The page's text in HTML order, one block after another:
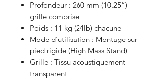
Profondeur : 260 mm (10.25”)
grille comprise
Poids : 11 kg (24lb) chacune
Mode d'utilisation : Montage sur
pied rigide (High Mass Stand)
Grille : Tissu acoustiquement
transparent